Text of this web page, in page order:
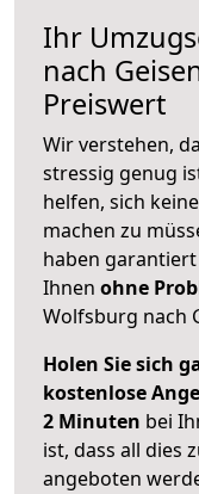
Ihr
nach
Preiswert
Wir verstehen,
stressig genug
helfen, sich
machen zu
haben
Ihnen ohne
Wolfsburg nach
Holen Sie sich
kostenlose
2 Minuten bei
ist, dass all dies
angeboten